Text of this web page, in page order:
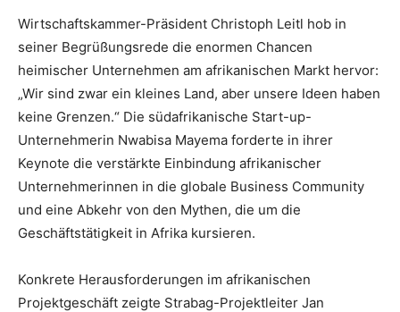
Wirtschaftskammer-Präsident Christoph Leitl hob in
seiner Begrüßungsrede die enormen Chancen
heimischer Unternehmen am afrikanischen Markt hervor:
„Wir sind zwar ein kleines Land, aber unsere Ideen haben
keine Grenzen.“ Die südafrikanische Start-up-
Unternehmerin Nwabisa Mayema forderte in ihrer
Keynote die verstärkte Einbindung afrikanischer
Unternehmerinnen in die globale Business Community
und eine Abkehr von den Mythen, die um die
Geschäftstätigkeit in Afrika kursieren.
Konkrete Herausforderungen im afrikanischen
Projektgeschäft zeigte Strabag-Projektleiter Jan